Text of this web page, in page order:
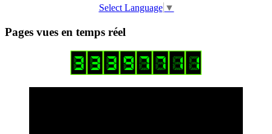
Select Language ▼
Pages vues en temps réel